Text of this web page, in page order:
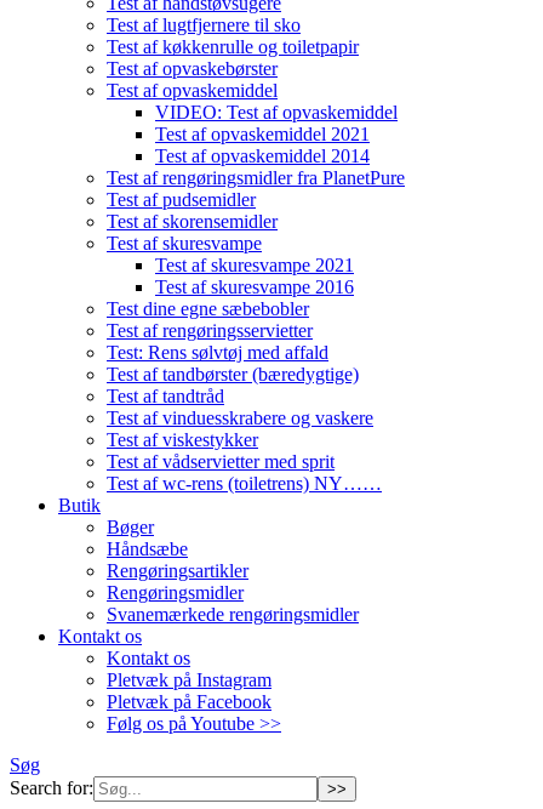
Test af lugtfjernere til sko
Test af køkkenrulle og toiletpapir
Test af opvaskebørster
Test af opvaskemiddel
VIDEO: Test af opvaskemiddel
Test af opvaskemiddel 2021
Test af opvaskemiddel 2014
Test af rengøringsmidler fra PlanetPure
Test af pudsemidler
Test af skorensemidler
Test af skuresvampe
Test af skuresvampe 2021
Test af skuresvampe 2016
Test dine egne sæbebobler
Test af rengøringsservietter
Test: Rens sølvtøj med affald
Test af tandbørster (bæredygtige)
Test af tandtråd
Test af vinduesskrabere og vaskere
Test af viskestykker
Test af vådservietter med sprit
Test af wc-rens (toiletrens) NY……
Butik
Bøger
Håndsæbe
Rengøringsartikler
Rengøringsmidler
Svanemærkede rengøringsmidler
Kontakt os
Kontakt os
Pletvæk på Instagram
Pletvæk på Facebook
Følg os på Youtube >>
Søg
Search for: